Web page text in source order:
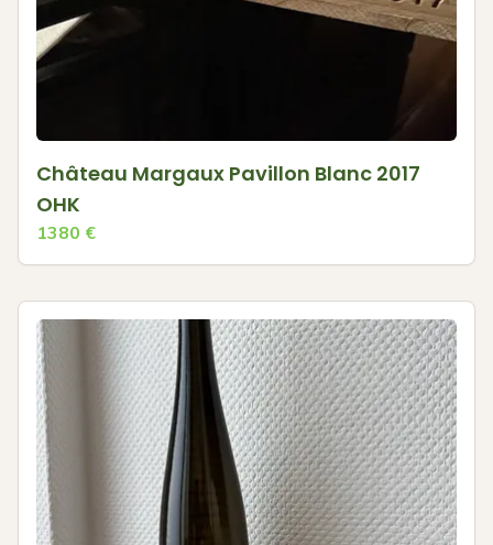
Château Margaux Pavillon Blanc 2017
OHK
1380 €